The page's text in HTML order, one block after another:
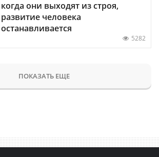
когда они выходят из строя,
развитие человека
останавливается
5282
ПОКАЗАТЬ ЕЩЕ